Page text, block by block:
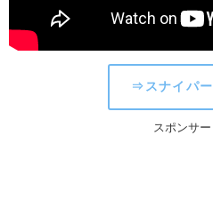
⇒スナイパー
スポンサ